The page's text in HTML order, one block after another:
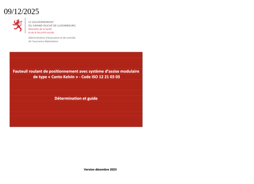
09/12/2025